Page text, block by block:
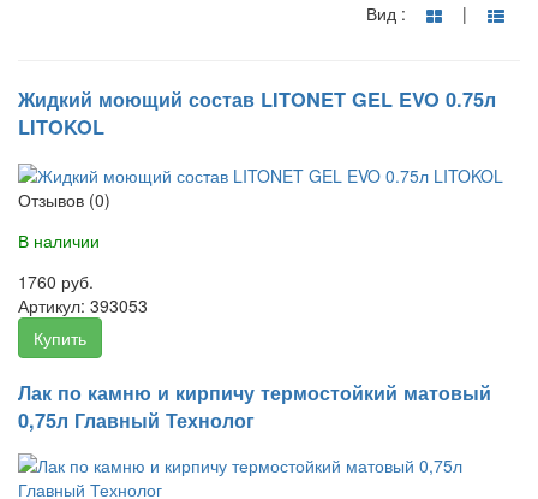
Вид :
|
Жидкий моющий состав LITONET GEL EVO 0.75л
LITOKOL
Отзывов (0)
В наличии
1760 руб.
Артикул: 393053
Купить
Лак по камню и кирпичу термостойкий матовый
0,75л Главный Технолог